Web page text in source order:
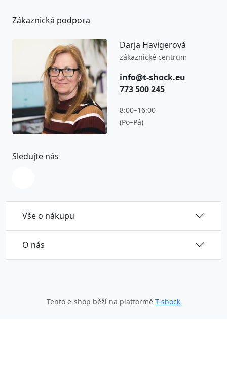
Vše o nákupu
O nás
Zákaznická podpora
Darja Havigerová
zákaznické centrum
info@t-shock.eu
773 500 245
8:00–16:00
(Po–Pá)
Sledujte nás
Tento e-shop běží na platformě T-shock